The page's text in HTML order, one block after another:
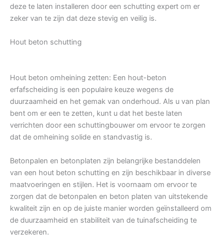
deze te laten installeren door een schutting expert om er
zeker van te zijn dat deze stevig en veilig is.
Hout beton schutting
Hout beton omheining zetten: Een hout-beton
erfafscheiding is een populaire keuze wegens de
duurzaamheid en het gemak van onderhoud. Als u van plan
bent om er een te zetten, kunt u dat het beste laten
verrichten door een schuttingbouwer om ervoor te zorgen
dat de omheining solide en standvastig is.
Betonpalen en betonplaten zijn belangrijke bestanddelen
van een hout beton schutting en zijn beschikbaar in diverse
maatvoeringen en stijlen. Het is voornaam om ervoor te
zorgen dat de betonpalen en beton platen van uitstekende
kwaliteit zijn en op de juiste manier worden geïnstalleerd om
de duurzaamheid en stabiliteit van de tuinafscheiding te
verzekeren.